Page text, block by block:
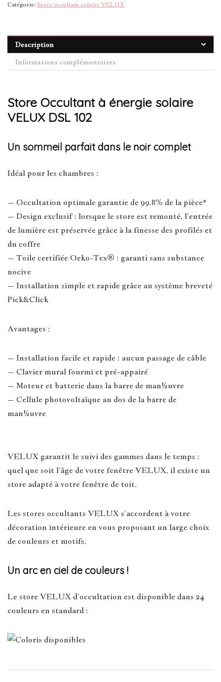
Catégorie:Store occultant solaire VELUX
Description
Informations complémentaires
Store Occultant à énergie solaire
VELUX DSL 102
Un sommeil parfait dans le noir complet
Idéal pour les chambres :
– Occultation optimale garantie de 99,8% de la pièce*
– Design exclusif : lorsque le store est remonté, l’entrée
de lumière est préservée grâce à la finesse des profilés et
du coffre
– Toile certifiée Oeko-Tex® : garanti sans substance
nocive
– Installation simple et rapide grâce au système breveté
Pick&Click
Avantages :
– Installation facile et rapide : aucun passage de câble
– Clavier mural fourmi et pré-appairé
– Moteur et batterie dans la barre de man½uvre
– Cellule photovoltaïque au dos de la barre de
man½uvre
VELUX garantit le suivi des gammes dans le temps :
quel que soit l’âge de votre fenêtre VELUX, il existe un
store adapté à votre fenêtre de toit.
Les stores occultants VELUX s’accordent à votre
décoration intérieure en vous proposant un large choix
de couleurs et motifs.
Un arc en ciel de couleurs !
Le store VELUX d’occultation est disponible dans 24
couleurs en standard :